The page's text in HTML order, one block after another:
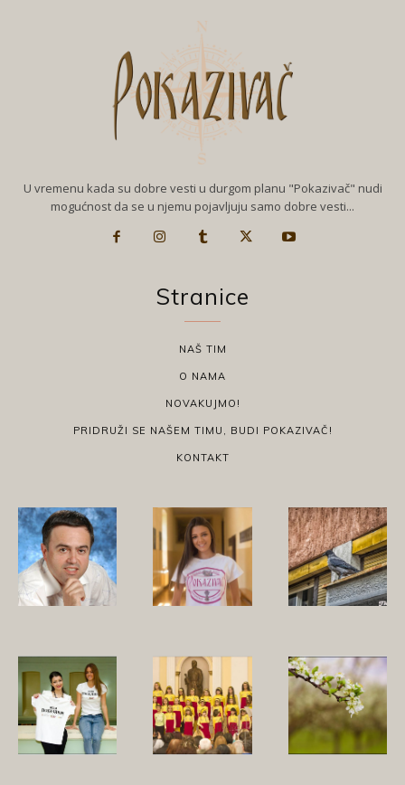
U vremenu kada su dobre vesti u durgom planu "Pokazivač" nudi
mogućnost da se u njemu pojavljuju samo dobre vesti...
Stranice
NAŠ TIM
O NAMA
NOVAKUJMO!
PRIDRUŽI SE NAŠEM TIMU, BUDI POKAZIVAČ!
KONTAKT